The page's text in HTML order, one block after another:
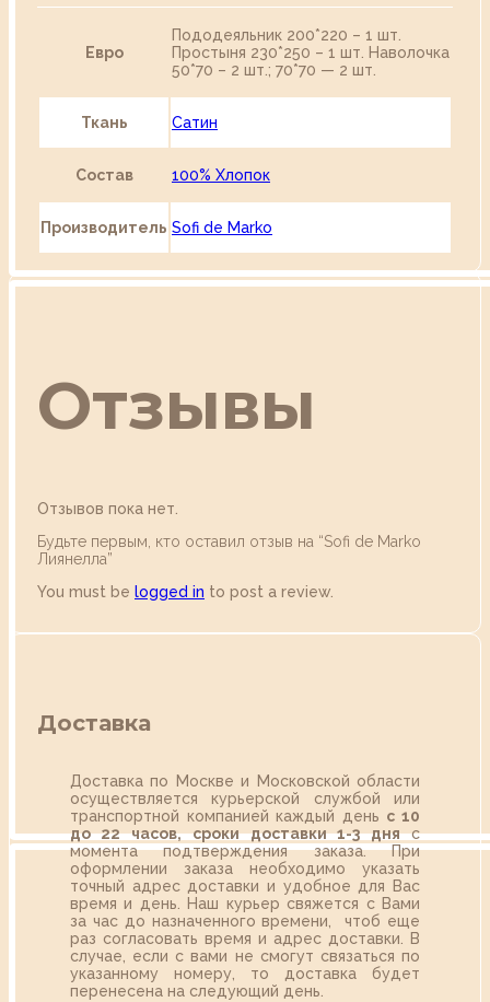
Евро
Пододеяльник 200*220 – 1 шт.
Простыня 230*250 – 1 шт. Наволочка
50*70 – 2 шт.; 70*70 — 2 шт.
Ткань Сатин
Состав 100% Хлопок
Производитель Sofi de Marko
Отзывы
Отзывов пока нет.
Будьте первым, кто оставил отзыв на “Sofi de Marko
Лиянелла”
You must be logged in to post a review.
Доставка
Доставка по Москве и Московской области
осуществляется курьерской службой или
транспортной компанией каждый день с 10
до 22 часов,
сроки доставки 1-3 дняс
момента подтверждения заказа. При
оформлении заказа необходимо указать
точный адрес доставки и удобное для Вас
время и день. Наш курьер свяжется с Вами
за час до назначенного времени, чтоб еще
раз согласовать время и адрес доставки. В
случае, если с вами не смогут связаться по
указанному номеру, то доставка будет
перенесена на следующий день.